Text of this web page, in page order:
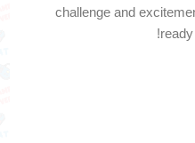
challenge and